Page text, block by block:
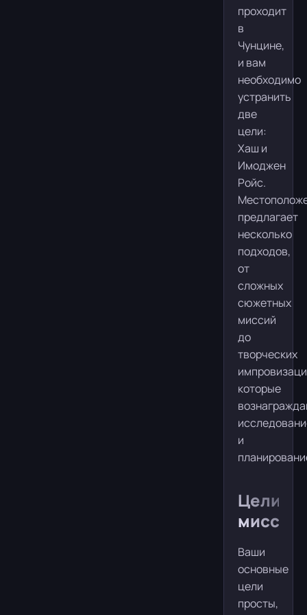
проходит
в
Чунцине,
и вам
необходимо
устранить
две
цели:
Хаш и
Имоджен
Ройс.
предлагает
несколько
подходов,
от
сложных
сюжетных
миссий
до
творческих
которые
и
Цели
миссии
Ваши
основные
цели
просты,